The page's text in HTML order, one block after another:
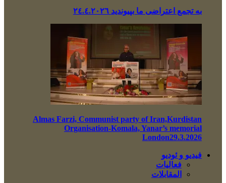
بە تجمع اعتراضی ما بپیوندید ٢٤.٤.٢٠٢٦
Almas Farzi, Communist party of Iran,Kurdistan
Organisation-Komala, Yanar’s memorial
London29.3.2026
فيديو و ئوديو
فعاليات
المقابلات